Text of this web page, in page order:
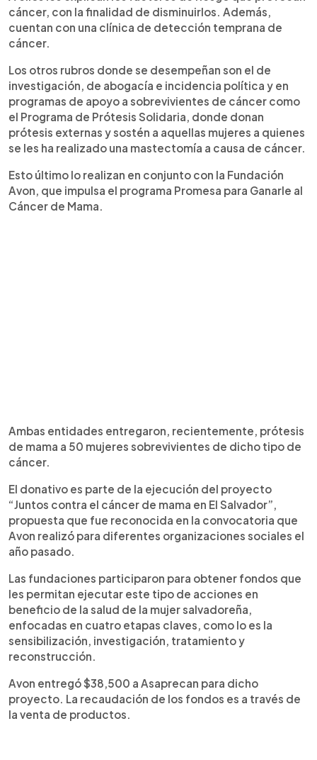
cáncer, con la finalidad de disminuirlos. Además,
cuentan con una clínica de detección temprana de
cáncer.
Los otros rubros donde se desempeñan son el de
investigación, de abogacía e incidencia política y en
programas de apoyo a sobrevivientes de cáncer como
el Programa de Prótesis Solidaria, donde donan
prótesis externas y sostén a aquellas mujeres a quienes
se les ha realizado una mastectomía a causa de cáncer.
Esto último lo realizan en conjunto con la Fundación
Avon, que impulsa el programa Promesa para Ganarle al
Cáncer de Mama.
Ambas entidades entregaron, recientemente, prótesis
de mama a 50 mujeres sobrevivientes de dicho tipo de
cáncer.
El donativo es parte de la ejecución del proyecto
“Juntos contra el cáncer de mama en El Salvador”,
propuesta que fue reconocida en la convocatoria que
Avon realizó para diferentes organizaciones sociales el
año pasado.
Las fundaciones participaron para obtener fondos que
les permitan ejecutar este tipo de acciones en
beneficio de la salud de la mujer salvadoreña,
enfocadas en cuatro etapas claves, como lo es la
sensibilización, investigación, tratamiento y
reconstrucción.
Avon entregó $38,500 a Asaprecan para dicho
proyecto. La recaudación de los fondos es a través de
la venta de productos.